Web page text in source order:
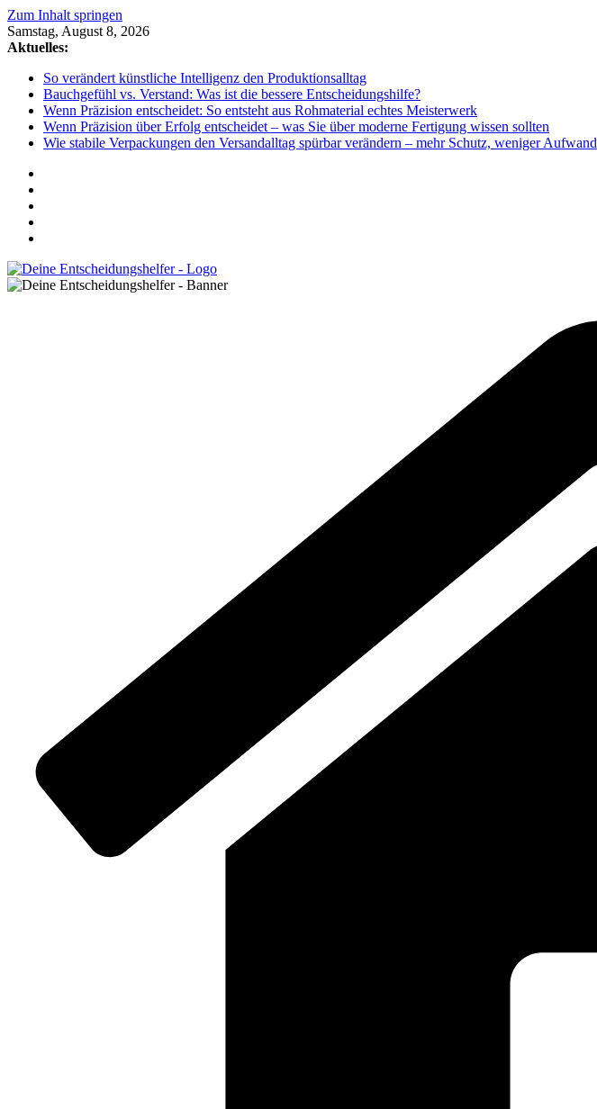
Zum Inhalt springen
Samstag, August 8, 2026
Aktuelles:
So verändert künstliche Intelligenz den Produktionsalltag
Bauchgefühl vs. Verstand: Was ist die bessere Entscheidungshilfe?
Wenn Präzision entscheidet: So entsteht aus Rohmaterial echtes Meisterwerk
Wenn Präzision über Erfolg entscheidet – was Sie über moderne Fertigung wissen sollten
Wie stabile Verpackungen den Versandalltag spürbar verändern – mehr Schutz, weniger Aufwand